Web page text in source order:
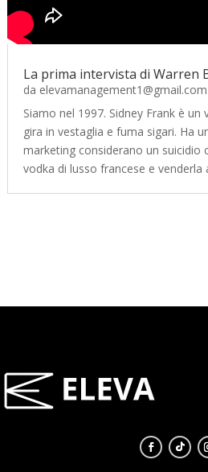
La prima intervista di Warren
da elevamanagement1@gmail.com
Siamo nel 1997. Sidney Frank è
gira in vestaglia e fuma sigari. Ha
marketing considerano un suicidio
vodka di lusso francese e venderla